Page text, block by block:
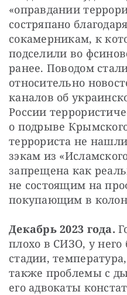
«оправдании
состряпано
сокамерникам, к
подселили во
ранее. Поводом
относительно
каналов об
России
о подрыве
террориста не
зэкам из
запрещена как
не состоящим на
покупающим в
Декабрь 2023 года.
плохо в СИЗО, у
стадии,
также проблемы с
его адвокаты